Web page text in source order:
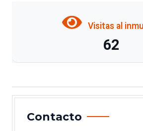
Visitas al
62
Contacto